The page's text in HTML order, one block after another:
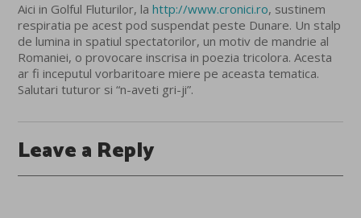
Aici in Golful Fluturilor, lahttp://www.cronici.ro, sustinem
respiratia pe acest pod suspendat peste Dunare. Un stalp
de lumina in spatiul spectatorilor, un motiv de mandrie al
Romaniei, o provocare inscrisa in poezia tricolora. Acesta
ar fi inceputul vorbaritoare miere pe aceasta tematica.
Salutari tuturor si “n-aveti gri-ji”.
Leave a Reply